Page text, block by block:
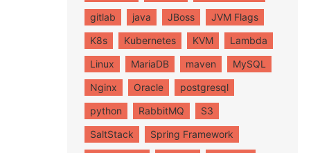
gitlab
java JBoss
JVM Flags
K8s
Kubernetes KVM
Lambda
Linux
MariaDB maven
MySQL
Nginx
Oracle
postgresql
python
RabbitMQ
S3
SaltStack
Spring Framework